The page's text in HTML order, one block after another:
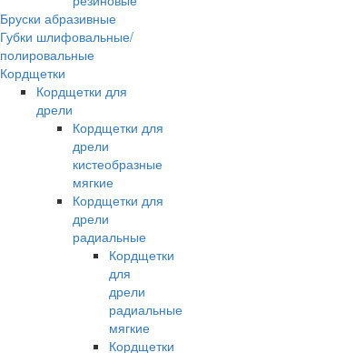
Бруски абразивные
Губки шлифовальные/
полировальные
Кордщетки
Кордщетки для
дрели
Кордщетки для
дрели
кистеобразные
мягкие
Кордщетки для
дрели
радиальные
Кордщетки
для
дрели
радиальные
мягкие
Кордщетки